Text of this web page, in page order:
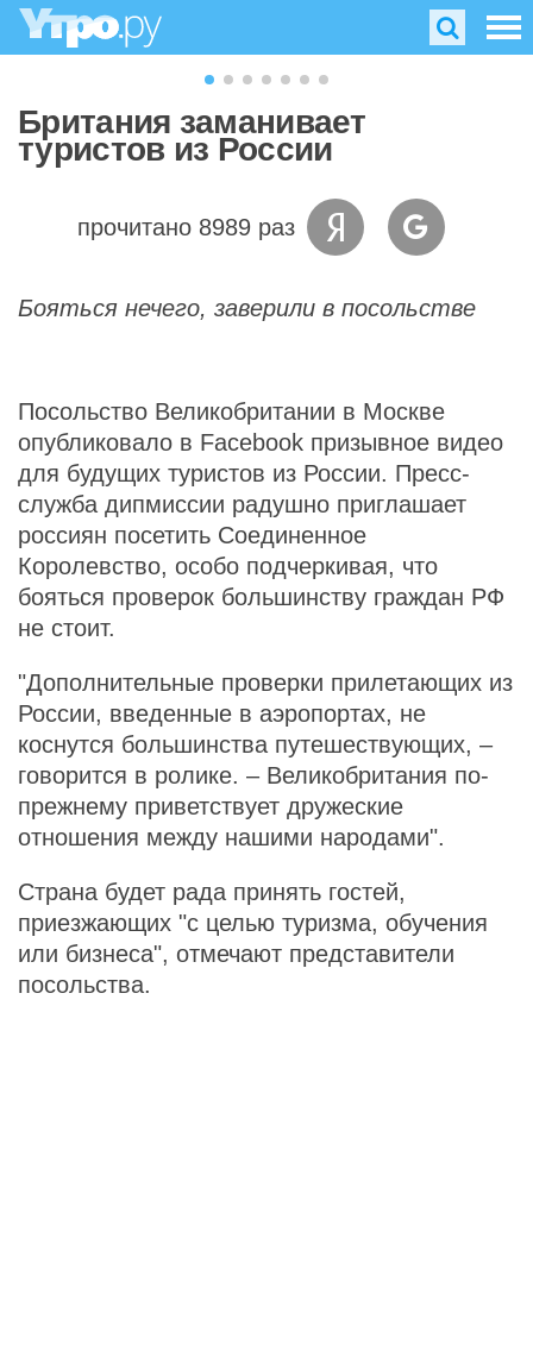
Британия заманивает
туристов из России
прочитано 8989 раз
Бояться нечего, заверили в посольстве
Посольство Великобритании в Москве
опубликовало в Facebook призывное видео
для будущих туристов из России. Пресс-
служба дипмиссии радушно приглашает
россиян посетить Соединенное
Королевство, особо подчеркивая, что
бояться проверок большинству граждан РФ
не стоит.
"Дополнительные проверки прилетающих из
России, введенные в аэропортах, не
коснутся большинства путешествующих, –
говорится в ролике. – Великобритания по-
прежнему приветствует дружеские
отношения между нашими народами".
Страна будет рада принять гостей,
приезжающих "с целью туризма, обучения
или бизнеса", отмечают представители
посольства.